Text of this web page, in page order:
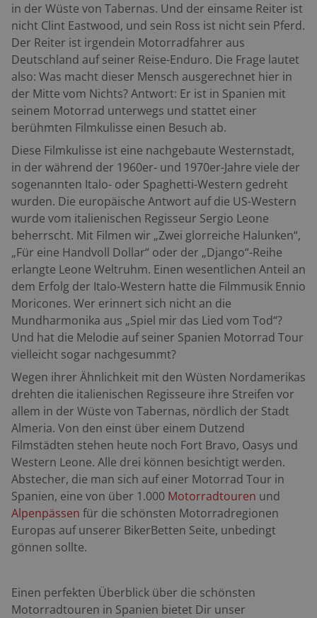
in der Wüste von Tabernas. Und der einsame Reiter ist
nicht Clint Eastwood, und sein Ross ist nicht sein Pferd.
Der Reiter ist irgendein Motorradfahrer aus
Deutschland auf seiner Reise-Enduro. Die Frage lautet
also: Was macht dieser Mensch ausgerechnet hier in
der Mitte vom Nichts? Antwort: Er ist in Spanien mit
seinem Motorrad unterwegs und stattet einer
berühmten Filmkulisse einen Besuch ab.
Diese Filmkulisse ist eine nachgebaute Westernstadt,
in der während der 1960er- und 1970er-Jahre viele der
sogenannten Italo- oder Spaghetti-Western gedreht
wurden. Die europäische Antwort auf die US-Western
wurde vom italienischen Regisseur Sergio Leone
beherrscht. Mit Filmen wir „Zwei glorreiche Halunken“,
„Für eine Handvoll Dollar“ oder der „Django“-Reihe
erlangte Leone Weltruhm. Einen wesentlichen Anteil an
dem Erfolg der Italo-Western hatte die Filmmusik Ennio
Moricones. Wer erinnert sich nicht an die
Mundharmonika aus „Spiel mir das Lied vom Tod“?
Und hat die Melodie auf seiner Spanien Motorrad Tour
vielleicht sogar nachgesummt?
Wegen ihrer Ähnlichkeit mit den Wüsten Nordamerikas
drehten die italienischen Regisseure ihre Streifen vor
allem in der Wüste von Tabernas, nördlich der Stadt
Almeria. Von den einst über einem Dutzend
Filmstädten stehen heute noch Fort Bravo, Oasys und
Western Leone. Alle drei können besichtigt werden.
Abstecher, die man sich auf einer Motorrad Tour in
Spanien, eine von über 1.000 Motorradtouren und
Alpenpässen für die schönsten Motorradregionen
Europas auf unserer BikerBetten Seite, unbedingt
gönnen sollte.
Einen perfekten Überblick über die schönsten
Motorradtouren in Spanien bietet Dir unser